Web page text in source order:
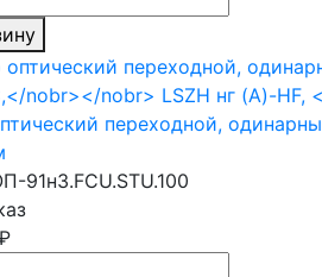
переходной,